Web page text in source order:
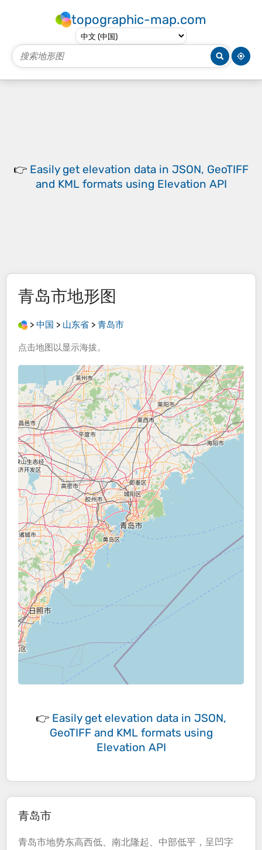
topographic-map.com
👉 Easily get elevation data in JSON, GeoTIFF
and KML formats using Elevation API
青岛市地形图
> 中国 > 山东省 > 青岛市
点击地图 以显示海拔。
👉 Easily get elevation data in JSON,
GeoTIFF and KML formats using
Elevation API
青岛市
青岛市地势东高西低、南北隆起、中部低平，呈凹字